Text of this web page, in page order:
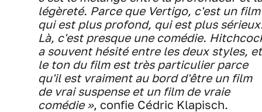
légèreté. Parce que Vertigo, c'est un film
qui est plus profond, qui est plus
Là, c'est presque une comédie.
a souvent hésité entre les deux styles, et
le ton du film est très particulier parce
qu'il est vraiment au bord d'être un film
de vrai suspense et un film de vraie
comédie », confie Cédric Klapisch.